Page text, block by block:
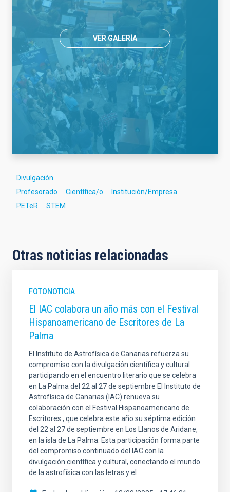
VER GALERÍA
Divulgación
Profesorado
Científica/o
Institución/Empresa
PETeR
STEM
Otras noticias relacionadas
FOTONOTICIA
El IAC colabora un año más con el Festival
Hispanoamericano de Escritores de La
Palma
El Instituto de Astrofísica de Canarias refuerza su
compromiso con la divulgación científica y cultural
participando en el encuentro literario que se celebra
en La Palma del 22 al 27 de septiembre El Instituto de
Astrofísica de Canarias (IAC) renueva su
colaboración con el Festival Hispanoamericano de
Escritores , que celebra este año su séptima edición
del 22 al 27 de septiembre en Los Llanos de Aridane,
en la isla de La Palma. Esta participación forma parte
del compromiso continuado del IAC con la
divulgación científica y cultural, conectando el mundo
de la astrofísica con las letras y el